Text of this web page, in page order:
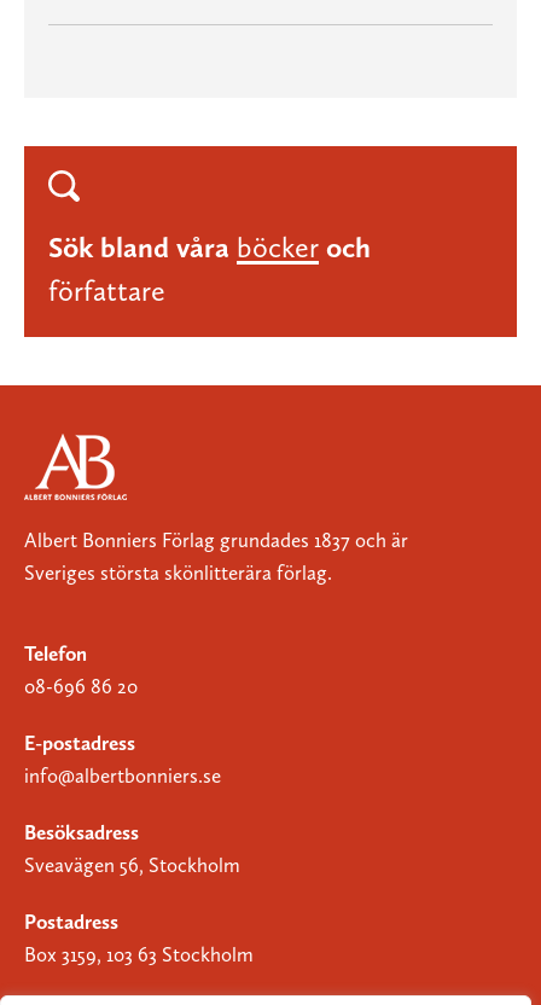
Sök bland våra böcker och
författare
Albert Bonniers Förlag grundades 1837 och är
Sveriges största skönlitterära förlag.
Telefon
08-696 86 20
E-postadress
info@albertbonniers.se
Besöksadress
Sveavägen 56, Stockholm
Postadress
Box 3159, 103 63 Stockholm